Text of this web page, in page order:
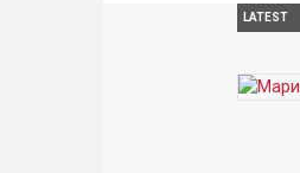
LATEST